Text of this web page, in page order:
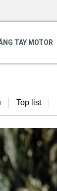
TAY MOTOR
Top list